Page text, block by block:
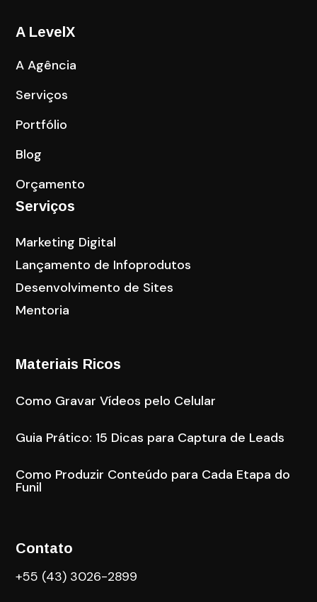
A LevelX
A Agência
Serviços
Portfólio
Blog
Orçamento
Serviços
Marketing Digital
Lançamento de Infoprodutos
Desenvolvimento de Sites
Mentoria
Materiais Ricos
Como Gravar Vídeos pelo Celular
Guia Prático: 15 Dicas para Captura de Leads
Como Produzir Conteúdo para Cada Etapa do
Funil
Contato
+55 (43) 3026-2899